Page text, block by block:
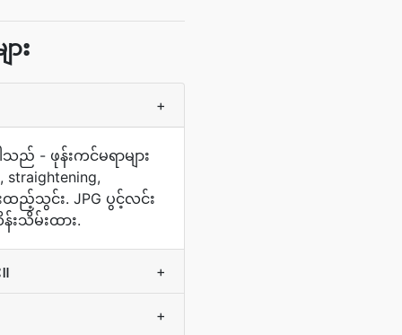
း
+
ည် - ဖုန်းကင်မရာများ
ည့်သွင်း. JPG ပွင့်လင်း
းသိမ်းထား.
+
+